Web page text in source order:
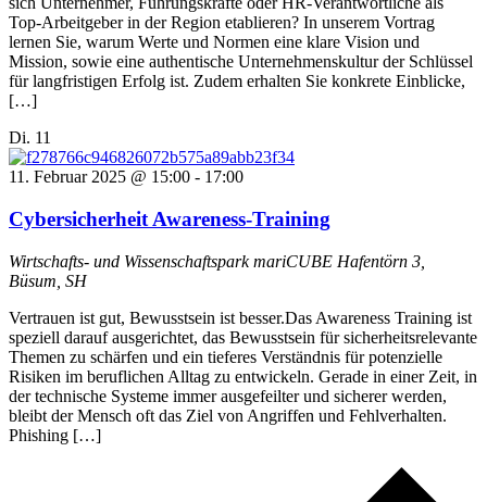
Top-Arbeitgeber in der Region etablieren? In unserem Vortrag
lernen Sie, warum Werte und Normen eine klare Vision und
Mission, sowie eine authentische Unternehmenskultur der Schlüssel
für langfristigen Erfolg ist. Zudem erhalten Sie konkrete Einblicke,
[…]
Di. 11
11. Februar 2025 @ 15:00 - 17:00
Cybersicherheit Awareness-Training
Wirtschafts- und Wissenschaftspark mariCUBE Hafentörn 3,
Büsum, SH
Vertrauen ist gut, Bewusstsein ist besser.Das Awareness Training ist
speziell darauf ausgerichtet, das Bewusstsein für sicherheitsrelevante
Themen zu schärfen und ein tieferes Verständnis für potenzielle
Risiken im beruflichen Alltag zu entwickeln. Gerade in einer Zeit, in
der technische Systeme immer ausgefeilter und sicherer werden,
bleibt der Mensch oft das Ziel von Angriffen und Fehlverhalten.
Phishing […]